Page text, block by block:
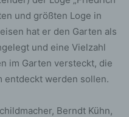
und größten Loge in
hat er den Garten als
und eine Vielzahl
im Garten versteckt, die
entdeckt werden sollen.
Berndt Kühn,